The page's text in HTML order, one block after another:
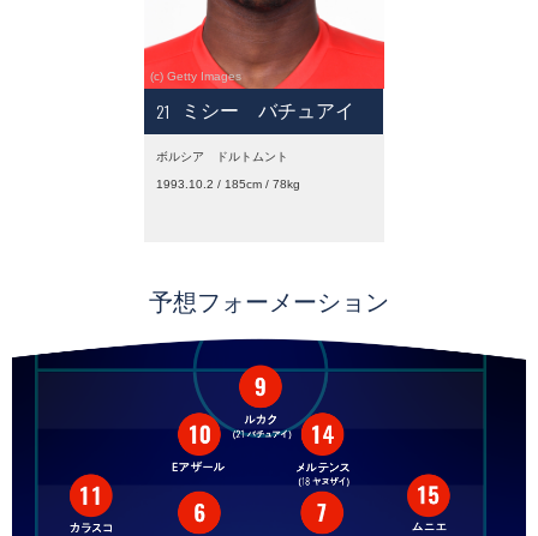
21 ミシー バチュアイ
ボルシア ドルトムント
1993.10.2 / 185cm / 78kg
予想フォーメーション